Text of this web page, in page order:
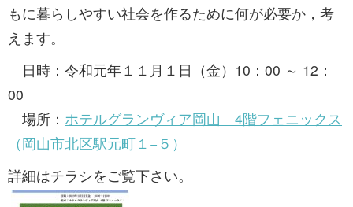
もに暮らしやすい社会を作るために何が必要か，考
えます。
日時：令和元年１１月１日（金）10：00 ～ 12：
00
場所： ホテルグランヴィア岡山 4階フェニックス
（岡山市北区駅元町１−５）
詳細はチラシをご覧下さい。